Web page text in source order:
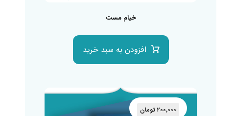
خیام مست
افزودن به سبد خرید
۲۰۰,۰۰۰ تومان